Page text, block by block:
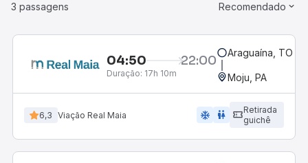
3 passagens Recomendado
04:50 22:00
Duração: 17h 10m
Araguaína, TO
Moju, PA
6,3 Viação Real Maia ac_unit wc
Retirada
guichê